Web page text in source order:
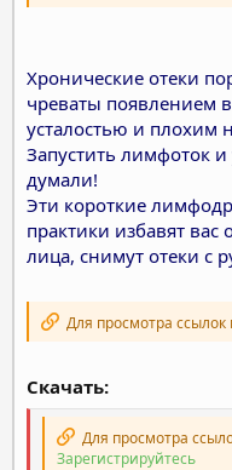
Хронические отеки
чреваты появлением
усталостью и плохим
Запустить лимфоток
думали!
Эти короткие
практики избавят вас
лица, снимут отеки с
Для просмотра
Скачать:
Для просмотра
Зарегистрируйтесь